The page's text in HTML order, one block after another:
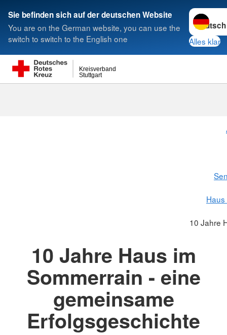
Sie befinden sich auf der deutschen Website
You are on the German website, you can use the
switch to switch to the English one
Sprache
Alles klar
Stuttgart
Kreisverband
Suche
10 Jahre
10 Jahre Haus im
Sommerrain - eine
gemeinsame
Erfolgsgeschichte